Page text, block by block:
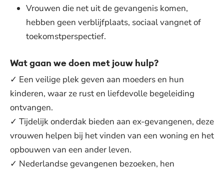
Vrouwen die net uit de gevangenis komen,
hebben geen verblijfplaats, sociaal vangnet of
toekomstperspectief.
Wat gaan we doen met jouw hulp?
✓ Een veilige plek geven aan moeders en hun
kinderen, waar ze rust en liefdevolle begeleiding
ontvangen.
✓ Tijdelijk onderdak bieden aan ex-gevangenen, deze
vrouwen helpen bij het vinden van een woning en het
opbouwen van een ander leven.
✓ Nederlandse gevangenen bezoeken, hen